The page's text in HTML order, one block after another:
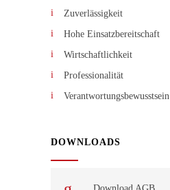
Zuverlässigkeit
Hohe Einsatzbereitschaft
Wirtschaftlichkeit
Professionalität
Verantwortungsbewusstsein
DOWNLOADS